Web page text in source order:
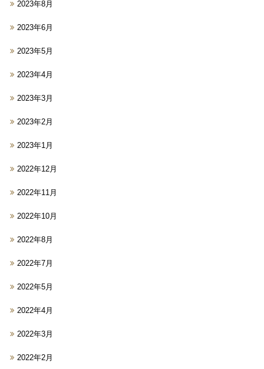
2023年8月
2023年6月
2023年5月
2023年4月
2023年3月
2023年2月
2023年1月
2022年12月
2022年11月
2022年10月
2022年8月
2022年7月
2022年5月
2022年4月
2022年3月
2022年2月